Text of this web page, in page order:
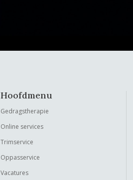
Hoofdmenu
Gedragstherapie
Online services
Trimservice
Oppasservice
Vacatures